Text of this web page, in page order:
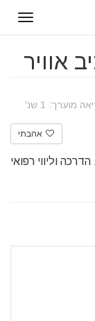
מוערך: 1 שנ'
אהבתי
הדרכה וליווי רפואי